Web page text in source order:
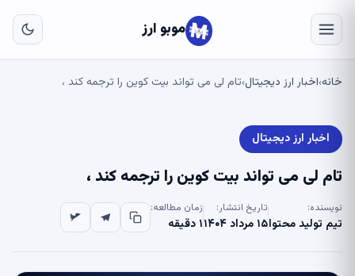
موبو ارز
خانه›اخبار ارز دیجیتال›تام لی می تواند بیت کوین را ترجمه کند ،
اخبار ارز دیجیتال
تام لی می تواند بیت کوین را ترجمه کند ،
نویسنده:
تیم تولید محتوا
تاریخ انتشار:
۱۵ مرداد ۱۴۰۴
زمان مطالعه:
۱ دقیقه